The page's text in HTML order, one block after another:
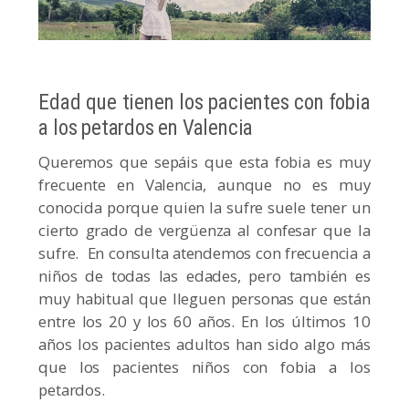
Edad que tienen los pacientes con fobia
a los petardos en Valencia
Queremos que sepáis que esta fobia es muy
frecuente en Valencia, aunque no es muy
conocida porque quien la sufre suele tener un
cierto grado de vergüenza al confesar que la
sufre. En consulta atendemos con frecuencia a
niños de todas las edades, pero también es
muy habitual que lleguen personas que están
entre los 20 y los 60 años. En los últimos 10
años los pacientes adultos han sido algo más
que los pacientes niños con fobia a los
petardos.